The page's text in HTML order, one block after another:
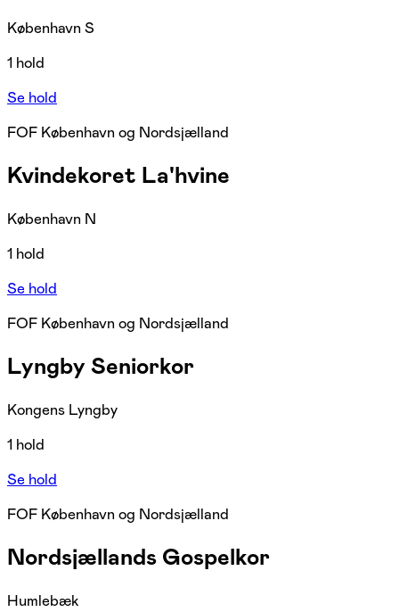
København S
1 hold
Se hold
FOF København og Nordsjælland
Kvindekoret La'hvine
København N
1 hold
Se hold
FOF København og Nordsjælland
Lyngby Seniorkor
Kongens Lyngby
1 hold
Se hold
FOF København og Nordsjælland
Nordsjællands Gospelkor
Humlebæk